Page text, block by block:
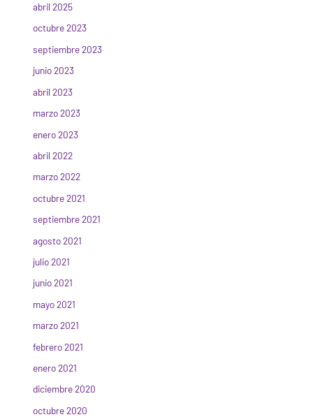
abril 2025
octubre 2023
septiembre 2023
junio 2023
abril 2023
marzo 2023
enero 2023
abril 2022
marzo 2022
octubre 2021
septiembre 2021
agosto 2021
julio 2021
junio 2021
mayo 2021
marzo 2021
febrero 2021
enero 2021
diciembre 2020
octubre 2020